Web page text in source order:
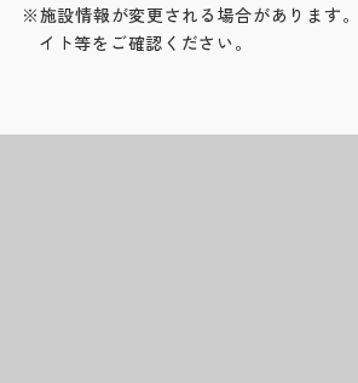
※施設情報が変更される場合があります
イト等をご確認ください。